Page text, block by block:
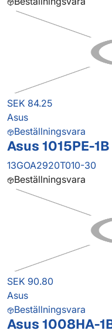
SEK 84.25
Asus
Beställningsvara
Asus 1015PE-
13GOA2920T010-30
Beställningsvara
SEK 90.80
Asus
Beställningsvara
Asus 1008HA-